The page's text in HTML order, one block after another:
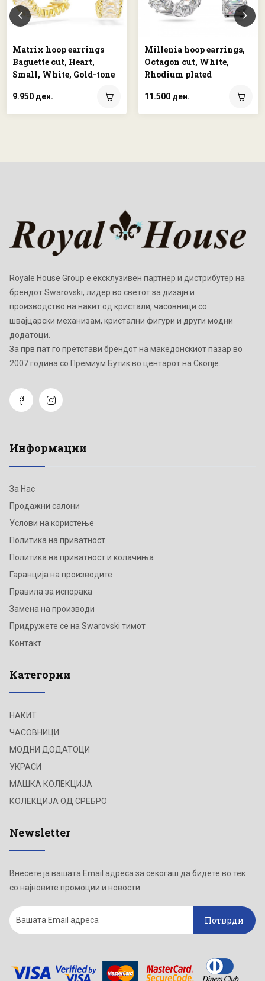
Matrix hoop earrings
Baguette cut, Heart,
Small, White, Gold-tone
9.950 ден.
Millenia hoop earrings,
Octagon cut, White,
Rhodium plated
11.500 ден.
Royale House Group е ексклузивен партнер и дистрибутер на
брендот Swarovski, лидер во светот за дизајн и
производство на накит од кристали, часовници со
швајцарски механизам, кристални фигури и други модни
додатоци.
Зa прв пат го претстави брендот на македонскиот пазар во
2007 година со Премиум Бутик во центарот на Скопје.
Информации
За Нас
Продажни салони
Услови на користење
Политика на приватност
Политика на приватност и колачиња
Гаранција на производите
Правила за испорака
Замена на производи
Придружете се на Swarovski тимот
Контакт
Категории
НАКИТ
ЧАСОВНИЦИ
МОДНИ ДОДАТОЦИ
УКРАСИ
МАШКА КОЛЕКЦИЈА
КОЛЕКЦИЈА ОД СРЕБРО
Newsletter
Внесете ја вашата Email адреса за секогаш да бидете во тек
со најновите промоции и новости
Потврди